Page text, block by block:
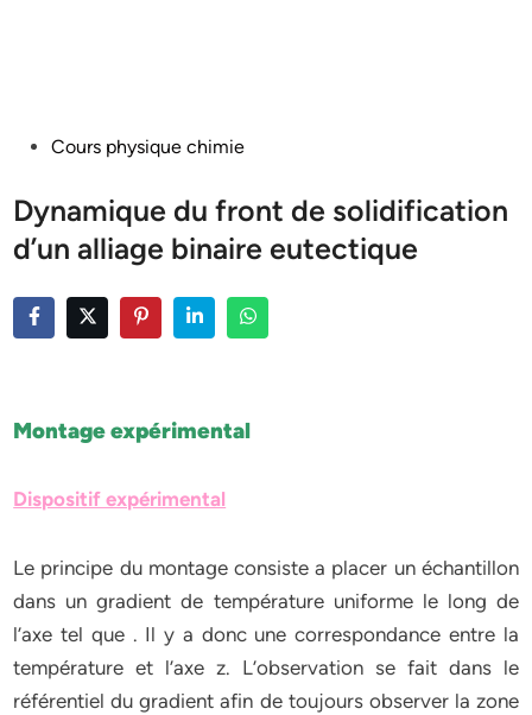
PostedCours physique chimie
Dynamique du front de solidification
d’un alliage binaire eutectique
Montage expérimental
Dispositif expérimental
Le principe du montage consiste a placer un échantillon
dans un gradient de température uniforme le long de
l’axe tel que . Il y a donc une correspondance entre la
température et l’axe z. L’observation se fait dans le
référentiel du gradient afin de toujours observer la zone